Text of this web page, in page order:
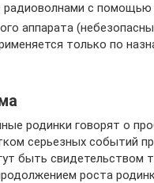
радиоволнами с помощью
аппарата
только по
родинки говорят о
серьезных событий
быть свидетельством
роста